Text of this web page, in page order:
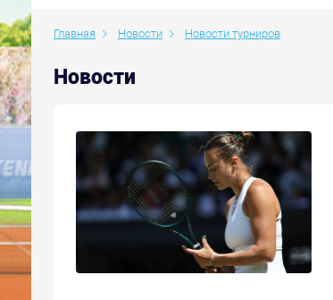
Главная Новости Новости турниров
Новости